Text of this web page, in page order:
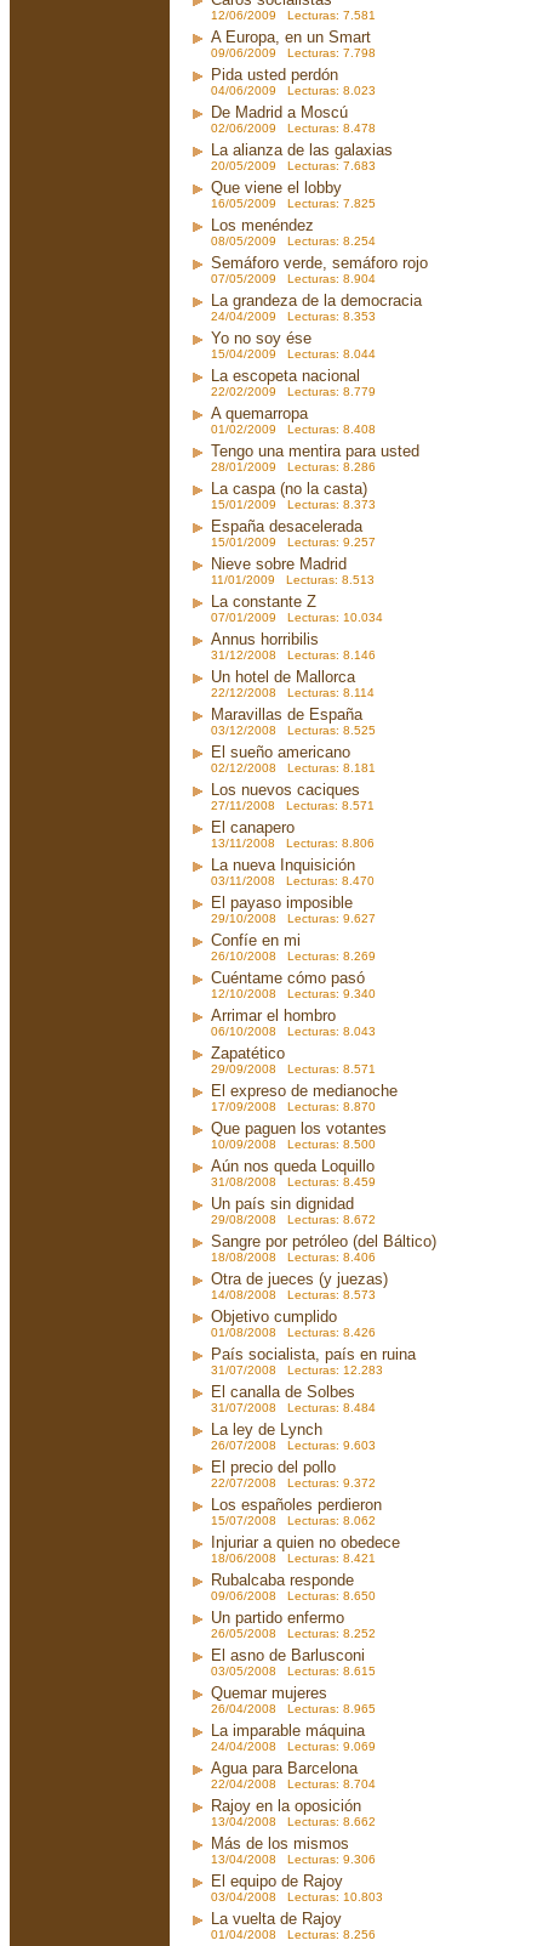
12/06/2009 Lecturas: 7.581
A Europa, en un Smart
09/06/2009 Lecturas: 7.798
Pida usted perdón
04/06/2009 Lecturas: 8.023
De Madrid a Moscú
02/06/2009 Lecturas: 8.478
La alianza de las galaxias
20/05/2009 Lecturas: 7.683
Que viene el lobby
16/05/2009 Lecturas: 7.825
Los menéndez
08/05/2009 Lecturas: 8.254
Semáforo verde, semáforo rojo
07/05/2009 Lecturas: 8.904
La grandeza de la democracia
24/04/2009 Lecturas: 8.353
Yo no soy ése
15/04/2009 Lecturas: 8.044
La escopeta nacional
22/02/2009 Lecturas: 8.779
A quemarropa
01/02/2009 Lecturas: 8.408
Tengo una mentira para usted
28/01/2009 Lecturas: 8.286
La caspa (no la casta)
15/01/2009 Lecturas: 8.373
España desacelerada
15/01/2009 Lecturas: 9.257
Nieve sobre Madrid
11/01/2009 Lecturas: 8.513
La constante Z
07/01/2009 Lecturas: 10.034
Annus horribilis
31/12/2008 Lecturas: 8.146
Un hotel de Mallorca
22/12/2008 Lecturas: 8.114
Maravillas de España
03/12/2008 Lecturas: 8.525
El sueño americano
02/12/2008 Lecturas: 8.181
Los nuevos caciques
27/11/2008 Lecturas: 8.571
El canapero
13/11/2008 Lecturas: 8.806
La nueva Inquisición
03/11/2008 Lecturas: 8.470
El payaso imposible
29/10/2008 Lecturas: 9.627
Confíe en mi
26/10/2008 Lecturas: 8.269
Cuéntame cómo pasó
12/10/2008 Lecturas: 9.340
Arrimar el hombro
06/10/2008 Lecturas: 8.043
Zapatético
29/09/2008 Lecturas: 8.571
El expreso de medianoche
17/09/2008 Lecturas: 8.870
Que paguen los votantes
10/09/2008 Lecturas: 8.500
Aún nos queda Loquillo
31/08/2008 Lecturas: 8.459
Un país sin dignidad
29/08/2008 Lecturas: 8.672
Sangre por petróleo (del Báltico)
18/08/2008 Lecturas: 8.406
Otra de jueces (y juezas)
14/08/2008 Lecturas: 8.573
Objetivo cumplido
01/08/2008 Lecturas: 8.426
País socialista, país en ruina
31/07/2008 Lecturas: 12.283
El canalla de Solbes
31/07/2008 Lecturas: 8.484
La ley de Lynch
26/07/2008 Lecturas: 9.603
El precio del pollo
22/07/2008 Lecturas: 9.372
Los españoles perdieron
15/07/2008 Lecturas: 8.062
Injuriar a quien no obedece
18/06/2008 Lecturas: 8.421
Rubalcaba responde
09/06/2008 Lecturas: 8.650
Un partido enfermo
26/05/2008 Lecturas: 8.252
El asno de Barlusconi
03/05/2008 Lecturas: 8.615
Quemar mujeres
26/04/2008 Lecturas: 8.965
La imparable máquina
24/04/2008 Lecturas: 9.069
Agua para Barcelona
22/04/2008 Lecturas: 8.704
Rajoy en la oposición
13/04/2008 Lecturas: 8.662
Más de los mismos
13/04/2008 Lecturas: 9.306
El equipo de Rajoy
03/04/2008 Lecturas: 10.803
La vuelta de Rajoy
01/04/2008 Lecturas: 8.256